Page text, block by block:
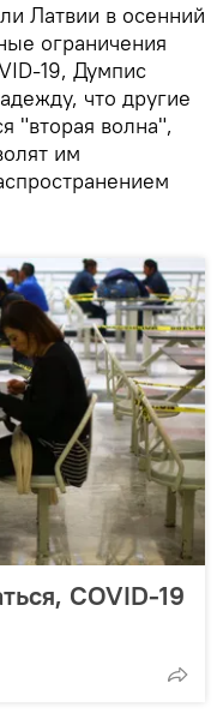
Латвии в осенний
ограничения
19, Думпис
что другие
"вторая волна",
им
COVID-19